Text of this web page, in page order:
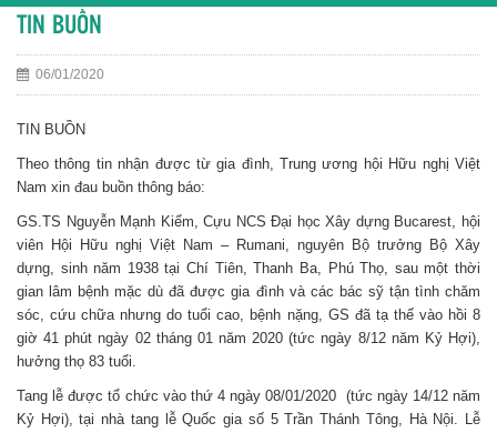
TIN BUỒN
06/01/2020
TIN BUỒN
Theo thông tin nhận được từ gia đình, Trung ương hội Hữu nghị Việt
Nam xin đau buồn thông báo:
GS.TS Nguyễn Mạnh Kiểm, Cựu NCS Đại học Xây dựng Bucarest, hội
viên Hội Hữu nghị Việt Nam – Rumani, nguyên Bộ trưởng Bộ Xây
dựng, sinh năm 1938 tại Chí Tiên, Thanh Ba, Phú Thọ, sau một thời
gian lâm bệnh mặc dù đã được gia đình và các bác sỹ tận tình chăm
sóc, cứu chữa nhưng do tuổi cao, bệnh nặng, GS đã tạ thế vào hồi 8
giờ 41 phút ngày 02 tháng 01 năm 2020 (tức ngày 8/12 năm Kỷ Hợi),
hưởng thọ 83 tuổi.
Tang lễ được tổ chức vào thứ 4 ngày 08/01/2020 (tức ngày 14/12 năm
Kỷ Hợi), tại nhà tang lễ Quốc gia số 5 Trần Thánh Tông, Hà Nội. Lễ